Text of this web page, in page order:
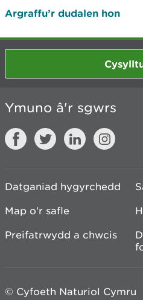
Argraffu’r dudalen hon
Ymuno â'r sgwrs
Datganiad hygyrchedd
Map o'r safle
Preifatrwydd a chwcis
© Cyfoeth Naturiol Cymru